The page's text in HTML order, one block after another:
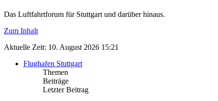
Das Luftfahrtforum für Stuttgart und darüber hinaus.
Zum Inhalt
Aktuelle Zeit: 10. August 2026 15:21
Flughafen Stuttgart
Themen
Beiträge
Letzter Beitrag